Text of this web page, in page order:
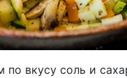
вкусу соль и